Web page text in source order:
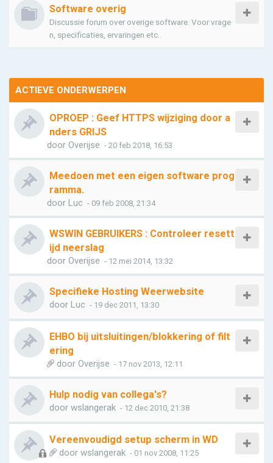
Software overig
Discussie forum over overige software. Voor vrage
n, specificaties, ervaringen etc..
ACTIEVE ONDERWERPEN
OPROEP : Geef HTTPS wijziging door a
nders GRIJS
door Overijse - 20 feb 2018, 16:53
Meedoen met een eigen software prog
ramma.
door Luc - 09 feb 2008, 21:34
WSWIN GEBRUIKERS : Controleer resett
ijd neerslag
door Overijse - 12 mei 2014, 13:32
Specifieke Hosting Weerwebsite
door Luc - 19 dec 2011, 13:30
EHBO bij uitsluitingen/blokkering of filt
ering
door Overijse - 17 nov 2013, 12:11
Hulp nodig van collega's?
door wslangerak - 12 dec 2010, 21:38
Vereenvoudigd setup scherm in WD
door wslangerak - 01 nov 2008, 11:25